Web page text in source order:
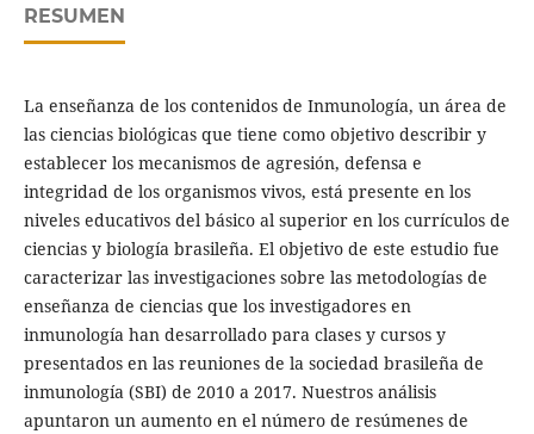
RESUMEN
La enseñanza de los contenidos de Inmunología, un área de
las ciencias biológicas que tiene como objetivo describir y
establecer los mecanismos de agresión, defensa e
integridad de los organismos vivos, está presente en los
niveles educativos del básico al superior en los currículos de
ciencias y biología brasileña. El objetivo de este estudio fue
caracterizar las investigaciones sobre las metodologías de
enseñanza de ciencias que los investigadores en
inmunología han desarrollado para clases y cursos y
presentados en las reuniones de la sociedad brasileña de
inmunología (SBI) de 2010 a 2017. Nuestros análisis
apuntaron un aumento en el número de resúmenes de